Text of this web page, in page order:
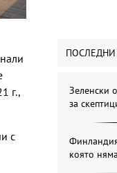
г.,
с
ПОСЛЕДНИ
Зеленски
за
която